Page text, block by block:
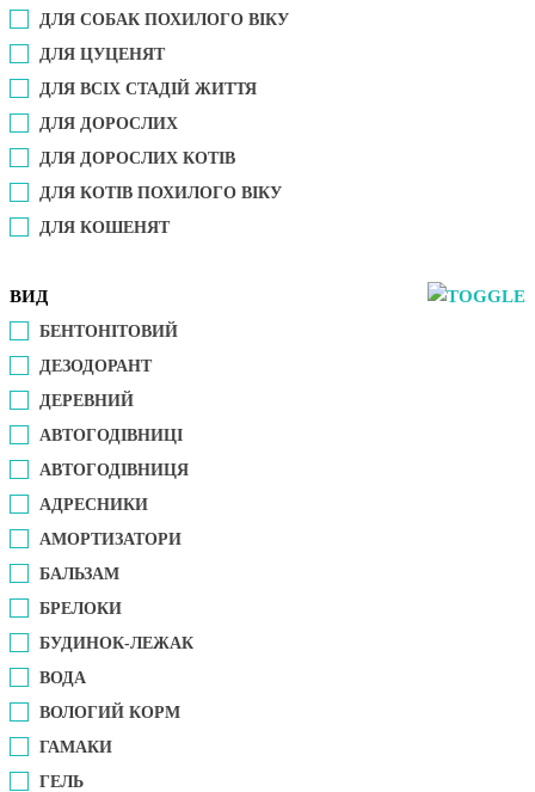
ДЛЯ СОБАК ПОХИЛОГО ВІКУ
ДЛЯ ЦУЦЕНЯТ
ДЛЯ ВСІХ СТАДІЙ ЖИТТЯ
ДЛЯ ДОРОСЛИХ
ДЛЯ ДОРОСЛИХ КОТІВ
ДЛЯ КОТІВ ПОХИЛОГО ВІКУ
ДЛЯ КОШЕНЯТ
ВИД
БЕНТОНІТОВИЙ
ДЕЗОДОРАНТ
ДЕРЕВНИЙ
АВТОГОДІВНИЦІ
АВТОГОДІВНИЦЯ
АДРЕСНИКИ
АМОРТИЗАТОРИ
БАЛЬЗАМ
БРЕЛОКИ
БУДИНОК-ЛЕЖАК
ВОДА
ВОЛОГИЙ КОРМ
ГАМАКИ
ГЕЛЬ